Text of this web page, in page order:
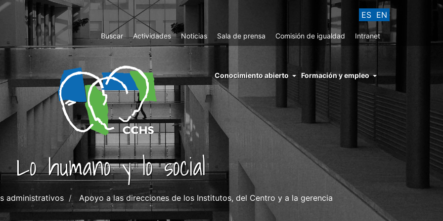
ES EN
Top
Menu
Buscar Actividades Noticias Sala de prensa Comisión de igualdad Intranet
menu
right
cchs
conocimiento
abierto
Conocimiento abierto Formación y empleo
Lo humano y lo social
administrativos Apoyo a las direcciones de los Institutos, del Centro y a la gerencia